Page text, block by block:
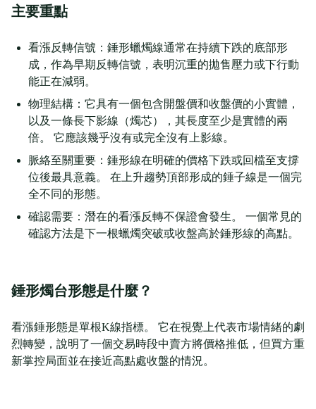
主要重點
看漲反轉信號：錘形蠟燭線通常在持續下跌的底部形
成，作為早期反轉信號，表明沉重的拋售壓力或下行動
能正在減弱。
物理結構：它具有一個包含開盤價和收盤價的小實體，
以及一條長下影線（燭芯），其長度至少是實體的兩
倍。 它應該幾乎沒有或完全沒有上影線。
脈絡至關重要：錘形線在明確的價格下跌或回檔至支撐
位後最具意義。 在上升趨勢頂部形成的錘子線是一個完
全不同的形態。
確認需要：潛在的看漲反轉不保證會發生。 一個常見的
確認方法是下一根蠟燭突破或收盤高於錘形線的高點。
錘形燭台形態是什麼？
看漲錘形態是單根K線指標。 它在視覺上代表市場情緒的劇
烈轉變，說明了一個交易時段中賣方將價格推低，但買方重
新掌控局面並在接近高點處收盤的情況。